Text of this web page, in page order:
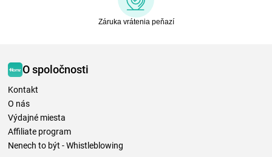
Záruka vrátenia peňazí
O spoločnosti
Kontakt
O nás
Výdajné miesta
Affiliate program
Nenech to být - Whistleblowing